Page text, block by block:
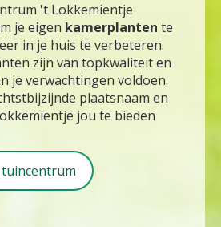
't Lokkemientje
je eigen kamerplanten te
in je huis te verbeteren.
zijn van topkwaliteit en
je verwachtingen voldoen.
plaatsnaam en
jou te bieden